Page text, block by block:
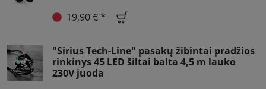
19,90 € *
"Sirius Tech-Line" pasakų žibintai pradžios
rinkinys 45 LED šiltai balta 4,5 m lauko
230V juoda